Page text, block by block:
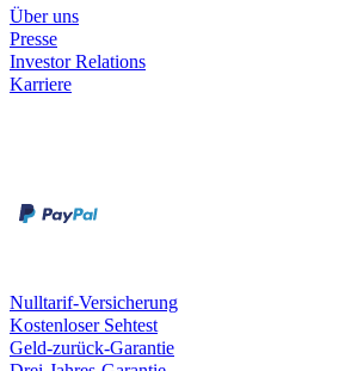
Über uns
Presse
Investor Relations
Karriere
Nulltarif-Versicherung
Kostenloser Sehtest
Geld-zurück-Garantie